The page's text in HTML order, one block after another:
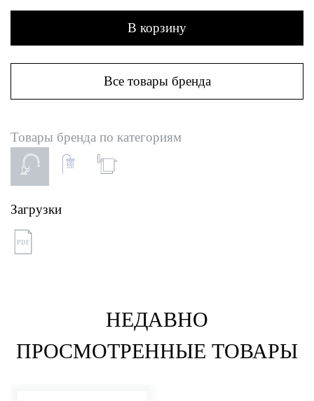
В корзину
Все товары бренда
Товары бренда по категориям
Загрузки
PDF
НЕДАВНО
ПРОСМОТРЕННЫЕ ТОВАРЫ